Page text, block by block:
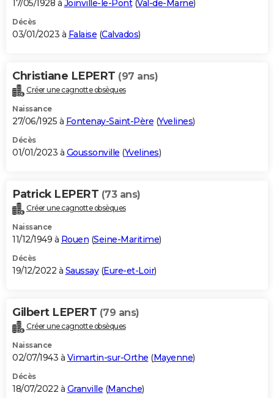
17/05/1928 à Joinville-le-Pont(Val-de-Marne)
Décès
03/01/2023 à Falaise (Calvados)
Christiane LEPERT (97 ans)
Créer une cagnotte obsèques
Naissance
27/06/1925 à Fontenay-Saint-Père (Yvelines)
Décès
01/01/2023 à Goussonville (Yvelines)
Patrick LEPERT (73 ans)
Créer une cagnotte obsèques
Naissance
11/12/1949 à Rouen (Seine-Maritime)
Décès
19/12/2022 à Saussay(Eure-et-Loir)
Gilbert LEPERT (79 ans)
Créer une cagnotte obsèques
Naissance
02/07/1943 à Vimartin-sur-Orthe (Mayenne)
Décès
18/07/2022 à Granville (Manche)